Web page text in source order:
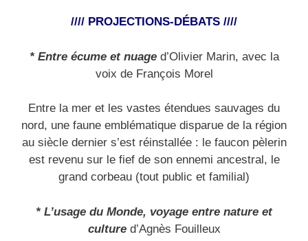
//// PROJECTIONS-DÉBATS ////
* Entre écume et nuage d’Olivier Marin, avec la
voix de François Morel
Entre la mer et les vastes étendues sauvages du
nord, une faune emblématique disparue de la région
au siècle dernier s’est réinstallée : le faucon pèlerin
est revenu sur le fief de son ennemi ancestral, le
grand corbeau (tout public et familial)
* L’usage du Monde, voyage entre nature et
culture d’Agnès Fouilleux